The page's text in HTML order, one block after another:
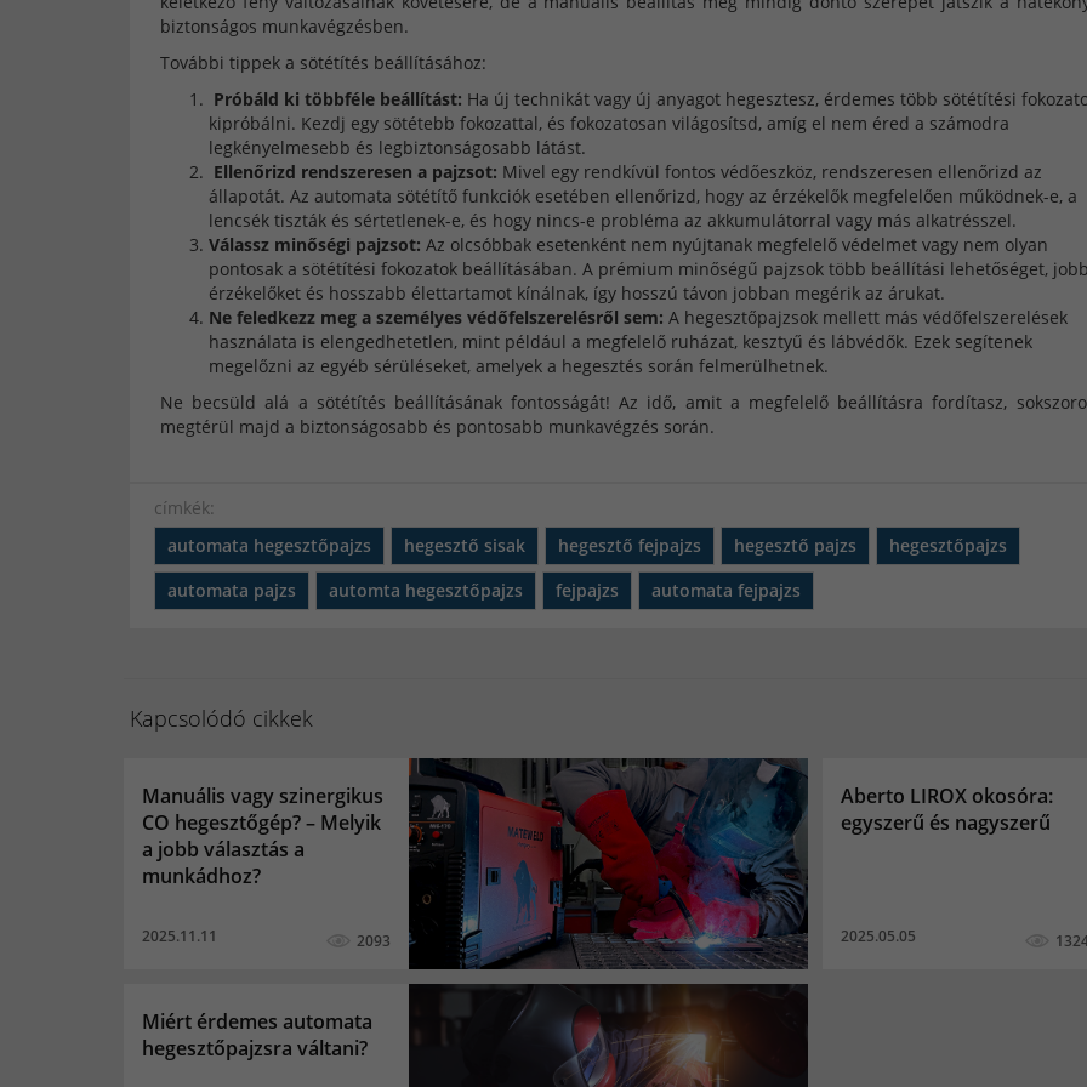
biztonságos munkavégzésben.
További tippek a sötétítés beállításához:
Próbáld ki többféle beállítást: Ha új technikát vagy új anyagot hegesztesz, érdemes több sötétítési
kipróbálni. Kezdj egy sötétebb fokozattal, és fokozatosan világosítsd, amíg el nem éred a számodra
legkényelmesebb és legbiztonságosabb látást.
Ellenőrizd rendszeresen a pajzsot: Mivel egy rendkívül fontos védőeszköz, rendszeresen ellenőrizd az
állapotát. Az automata sötétítő funkciók esetében ellenőrizd, hogy az érzékelők megfelelően működnek-e, a
lencsék tiszták és sértetlenek-e, és hogy nincs-e probléma az akkumulátorral vagy más alkatrésszel.
Válassz minőségi pajzsot: Az olcsóbbak esetenként nem nyújtanak megfelelő védelmet vagy nem olyan
pontosak a sötétítési fokozatok beállításában. A prémium minőségű pajzsok több beállítási lehetőséget, jobb
érzékelőket és hosszabb élettartamot kínálnak, így hosszú távon jobban megérik az árukat.
Ne feledkezz meg a személyes védőfelszerelésről sem: A hegesztőpajzsok mellett más védőfelszerelések
használata is elengedhetetlen, mint például a megfelelő ruházat, kesztyű és lábvédők. Ezek segítenek
megelőzni az egyéb sérüléseket, amelyek a hegesztés során felmerülhetnek.
Ne becsüld alá a sötétítés beállításának fontosságát! Az idő, amit a megfelelő beállításra fordítasz,
megtérül majd a biztonságosabb és pontosabb munkavégzés során.
címkék:
automata hegesztőpajzs
hegesztő sisak hegesztő fejpajzs hegesztő pajzs
hegesztőpajzs
automata pajzs
automta hegesztőpajzs fejpajzs automata fejpajzs
Kapcsolódó cikkek
Manuális vagy szinergikus
CO hegesztőgép? – Melyik
a jobb választás a
munkádhoz?
2025.11.11 2093
Aberto LIROX okosóra:
egyszerű és nagyszerű
2025.05.05
Miért érdemes automata
hegesztőpajzsra váltani?